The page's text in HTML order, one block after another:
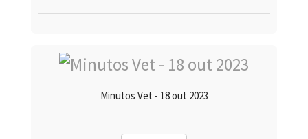
Minutos Vet - 18 out 2023